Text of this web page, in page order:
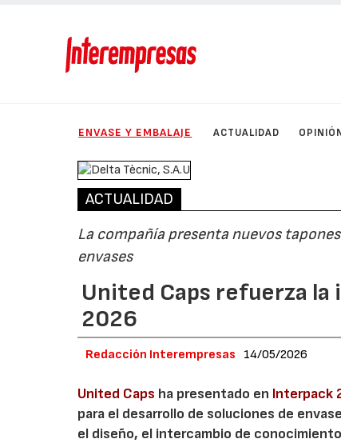
ENVASE Y EMBALAJE ACTUALIDAD
ACTUALIDAD
La compañía presenta nuevos
envases
United Caps refuerza
2026
Redacción Interempresas 14/05/2026
United Caps ha presentado en Interpack
para el desarrollo de soluciones de
el diseño, el intercambio de